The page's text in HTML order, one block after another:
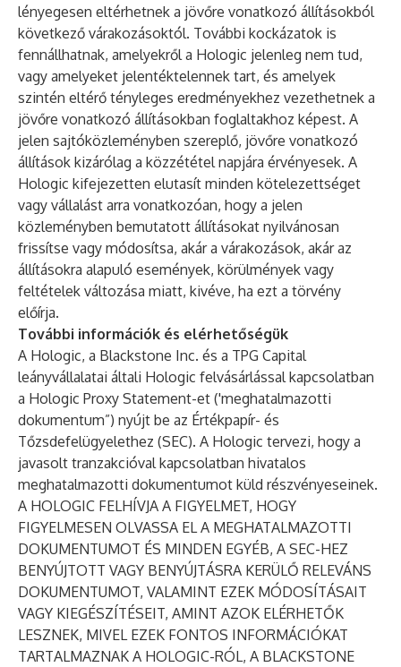
lényegesen eltérhetnek a jövőre vonatkozó állításokból
következő várakozásoktól. További kockázatok is
fennállhatnak, amelyekről a Hologic jelenleg nem tud,
vagy amelyeket jelentéktelennek tart, és amelyek
szintén eltérő tényleges eredményekhez vezethetnek a
jövőre vonatkozó állításokban foglaltakhoz képest. A
jelen sajtóközleményben szereplő, jövőre vonatkozó
állítások kizárólag a közzététel napjára érvényesek. A
Hologic kifejezetten elutasít minden kötelezettséget
vagy vállalást arra vonatkozóan, hogy a jelen
közleményben bemutatott állításokat nyilvánosan
frissítse vagy módosítsa, akár a várakozások, akár az
állításokra alapuló események, körülmények vagy
feltételek változása miatt, kivéve, ha ezt a törvény
előírja.
További információk és elérhetőségük
A Hologic, a Blackstone Inc. és a TPG Capital
leányvállalatai általi Hologic felvásárlással kapcsolatban
a Hologic Proxy Statement-et ('meghatalmazotti
dokumentum”) nyújt be az Értékpapír- és
Tőzsdefelügyelethez (SEC). A Hologic tervezi, hogy a
javasolt tranzakcióval kapcsolatban hivatalos
meghatalmazotti dokumentumot küld részvényeseinek.
A HOLOGIC FELHÍVJA A FIGYELMET, HOGY
FIGYELMESEN OLVASSA EL A MEGHATALMAZOTTI
DOKUMENTUMOT ÉS MINDEN EGYÉB, A SEC-HEZ
BENYÚJTOTT VAGY BENYÚJTÁSRA KERÜLŐ RELEVÁNS
DOKUMENTUMOT, VALAMINT EZEK MÓDOSÍTÁSAIT
VAGY KIEGÉSZÍTÉSEIT, AMINT AZOK ELÉRHETŐK
LESZNEK, MIVEL EZEK FONTOS INFORMÁCIÓKAT
TARTALMAZNAK A HOLOGIC-RÓL, A BLACKSTONE